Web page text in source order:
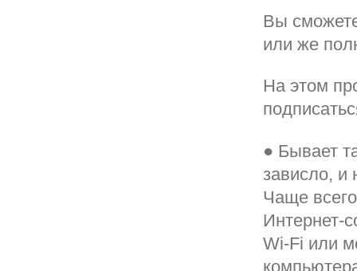
Вы
или же
На этом
● Бывает
зависло, и
Чаще
Интернет-
Wi-Fi или